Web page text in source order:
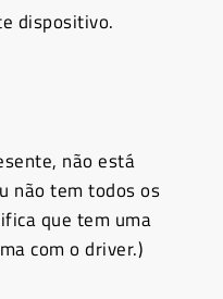
dispositivo.
não está
não tem todos os
que tem uma
com o driver.)